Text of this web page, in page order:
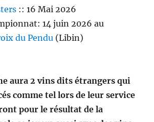
:: 16 Mai 2026
14 juin 2026 au
du Pendu (Libin)
aura 2 vins dits étrangers qui
comme tel lors de leur service
pour le résultat de la